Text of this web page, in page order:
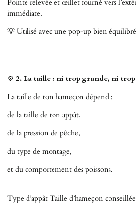
Pointe relevée et œillet tourné vers
immédiate.
💡 Utilisé avec une pop-up bien
⚙️ 2. La taille : ni trop grande, ni
La taille de ton hameçon dépend :
de la taille de ton appât,
de la pression de pêche,
du type de montage,
et du comportement des poissons.
Type d’appât Taille d’hameçon conseillée